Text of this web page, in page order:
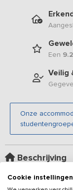
Een 9.2
Veilig
Onze
Beschrijving
Dit knusse en
Cookie